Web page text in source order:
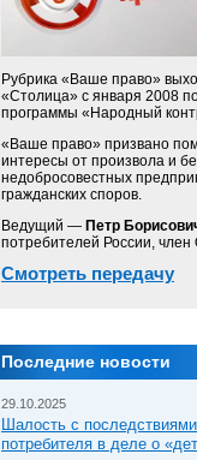
Рубрика «Ваше право»
«Столица» с января 2008
программы «Народный
«Ваше право» призвано
интересы от произвола и
недобросовестных
гражданских споров.
Ведущий — Петр
потребителей России,
Смотреть передачу
Последние новости
29.10.2025
Шалость с
потребителя в деле о